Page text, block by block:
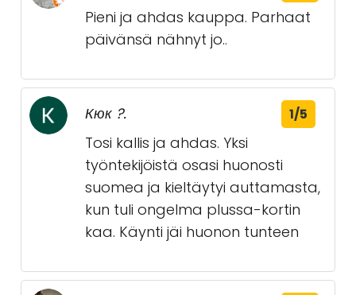
Pieni ja ahdas kauppa. Parhaat
päivänsä nähnyt jo..
Кюк ?. 1/5
Tosi kallis ja ahdas. Yksi
työntekijöistä osasi huonosti
suomea ja kieltäytyi auttamasta,
kun tuli ongelma plussa-kortin
kaa. Käynti jäi huonon tunteen